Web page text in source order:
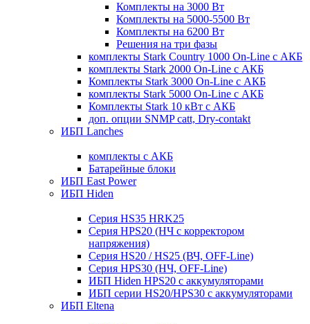
Комплекты на 3000 Вт
Комплекты на 5000-5500 Вт
Комплекты на 6200 Вт
Решения на три фазы
комплекты Stark Country 1000 On-Line с АКБ
комплекты Stark 2000 On-Line с АКБ
Комплекты Stark 3000 On-Line с АКБ
комплекты Stark 5000 On-Line с АКБ
Комплекты Stark 10 кВт с АКБ
доп. опции SNMP catt, Dry-contakt
ИБП Lanches
комплекты с АКБ
Батарейные блоки
ИБП East Power
ИБП Hiden
Серия HS35 HRK25
Серия HPS20 (НЧ с корректором
напряжения)
Серия HS20 / HS25 (ВЧ, OFF-Line)
Серия HPS30 (НЧ, OFF-Line)
ИБП Hiden HPS20 с аккумуляторами
ИБП серии HS20/HPS30 с аккумуляторами
ИБП Eltena